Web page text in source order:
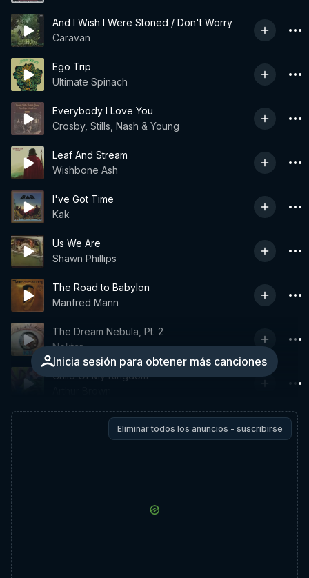
And I Wish I Were Stoned / Don't Worry
Caravan
Ego Trip
Ultimate Spinach
Everybody I Love You
Crosby, Stills, Nash & Young
Leaf And Stream
Wishbone Ash
I've Got Time
Kak
Us We Are
Shawn Phillips
The Road to Babylon
Manfred Mann
Inicia sesión para obtener más canciones
The Dream Nebula, Pt. 2
Nektar
Child Of My Kingdom
Eliminar todos los anuncios - suscribirse